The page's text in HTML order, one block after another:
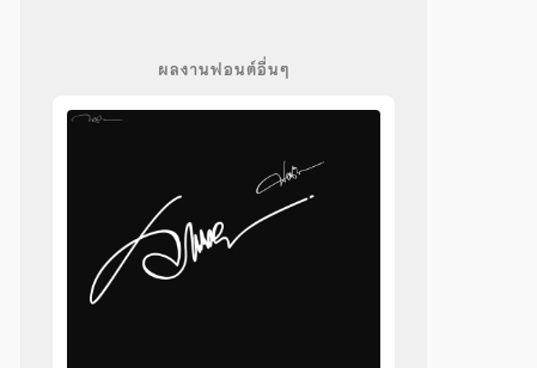
ผลงานฟอนต์อื่นๆ